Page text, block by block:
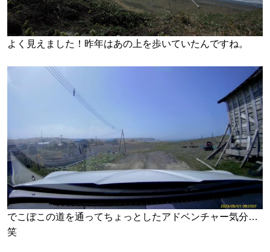
よく見えました！昨年はあの上を歩いていたんですね。
でこぼこの道を通ってちょっとしたアドベンチャー気分…
笑